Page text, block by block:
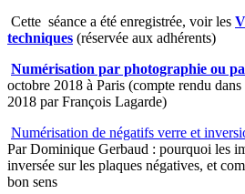
Cette séance a été enregistrée, voir les
techniques (réservée aux adhérents)
Numérisation par photographie ou
octobre 2018 à Paris (compte rendu
2018 par François Lagarde)
Numérisation de négatifs verre et
Par Dominique Gerbaud : pourquoi les
inversée sur les plaques négatives, et
bon sens